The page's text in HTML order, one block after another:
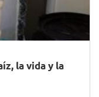
la vida y la